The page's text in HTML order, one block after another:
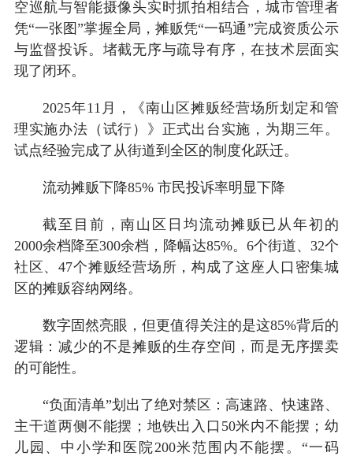
空巡航与智能摄像头实时抓拍相结合，城市管理者
凭“一张图”掌握全局，摊贩凭“一码通”完成资质公示
与监督投诉。堵截无序与疏导有序，在技术层面实
现了闭环。
2025年11月，《南山区摊贩经营场所划定和管
理实施办法（试行）》正式出台实施，为期三年。
试点经验完成了从街道到全区的制度化跃迁。
流动摊贩下降85% 市民投诉率明显下降
截至目前，南山区日均流动摊贩已从年初的
2000余档降至300余档，降幅达85%。6个街道、32个
社区、47个摊贩经营场所，构成了这座人口密集城
区的摊贩容纳网络。
数字固然亮眼，但更值得关注的是这85%背后的
逻辑：减少的不是摊贩的生存空间，而是无序摆卖
的可能性。
“负面清单”划出了绝对禁区：高速路、快速路、
主干道两侧不能摆；地铁出入口50米内不能摆；幼
儿园、中小学和医院200米范围内不能摆。“一码